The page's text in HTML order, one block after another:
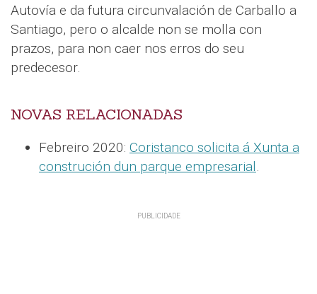
Autovía e da futura circunvalación de Carballo a
Santiago, pero o alcalde non se molla con
prazos, para non caer nos erros do seu
predecesor.
NOVAS RELACIONADAS
Febreiro 2020: Coristanco solicita á Xunta a
construción dun parque empresarial.